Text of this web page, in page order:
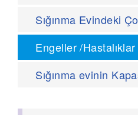
Sığınma Evindeki
Engeller /Hastalıklar
Sığınma evinin